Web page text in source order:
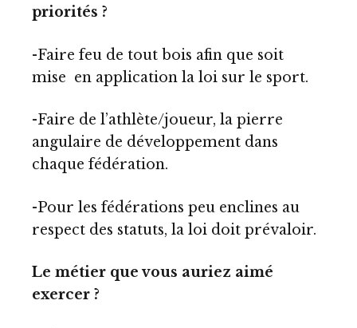
priorités ?
-Faire feu de tout bois afin que soit
mise en application la loi sur le sport.
-Faire de l’athlète/joueur, la pierre
angulaire de développement dans
chaque fédération.
-Pour les fédérations peu enclines au
respect des statuts, la loi doit prévaloir.
Le métier que vous auriez aimé
exercer ?